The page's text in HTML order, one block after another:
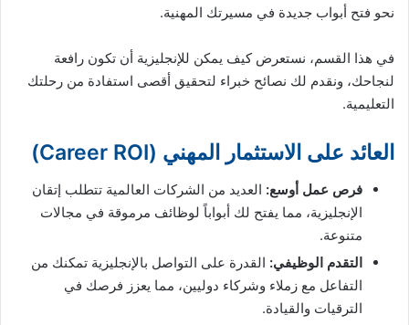
نحو فتح أبواب جديدة في مسيرتك المهنية.
في هذا القسم، نستعرض كيف يمكن للإنجليزية أن تكون رافعة
لنجاحك، ونقدم لك نصائح خبراء لتحقيق أقصى استفادة من رحلتك
التعليمية.
العائد على الاستثمار المهني (Career ROI)
فرص عمل أوسع: العديد من الشركات العالمية تتطلب إتقان
الإنجليزية، مما يفتح لك أبواباً لوظائف مرموقة في مجالات
متنوعة.
التقدم الوظيفي: القدرة على التواصل بالإنجليزية تمكنك من
التفاعل مع زملاء وشركاء دوليين، مما يعزز فرصك في
الترقيات والقيادة.